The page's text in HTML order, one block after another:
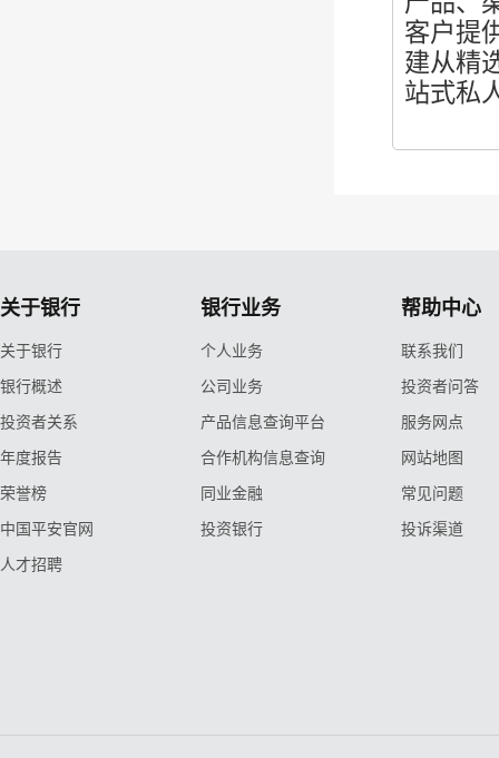
客户提
建从精
站式私
关于银行
关于银行
银行概述
投资者关系
年度报告
荣誉榜
中国平安官网
人才招聘
银行业务
个人业务
公司业务
产品信息查询平台
合作机构信息查询
同业金融
投资银行
帮助中心
联系我们
投资者问答
服务网点
网站地图
常见问题
投诉渠道